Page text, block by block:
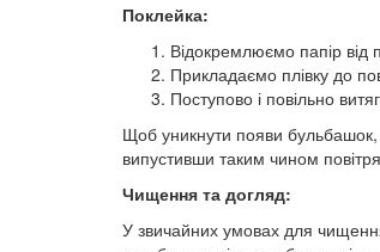
Поклейка:
Відокремлюємо папір від
Прикладаємо плівку до
Поступово і повільно
Щоб уникнути появи бульбашок,
випустивши таким чином
Чищення та догляд:
У звичайних умовах для